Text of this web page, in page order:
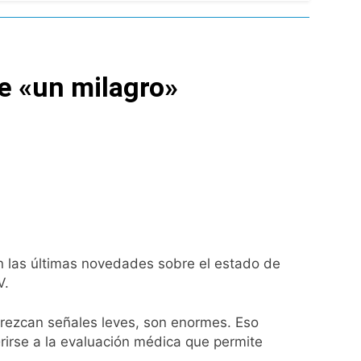
Propiedad Privada
Street y el riesgo país quedó al borde
más bajas de la semana
los argentinos
capítulo
«un milagro»
las últimas novedades sobre el estado de
señales leves, son enormes. Eso
a la evaluación médica que permite